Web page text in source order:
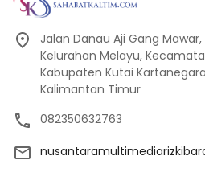
Jalan Danau Aji Gang Mawar,
Kelurahan Melayu,
Kabupaten Kutai
Kalimantan Timur
082350632763